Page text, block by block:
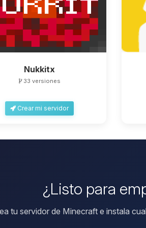
Nukkitx
33 versiones
Crear mi servidor
¿Listo para
tu servidor de Minecraft e instala